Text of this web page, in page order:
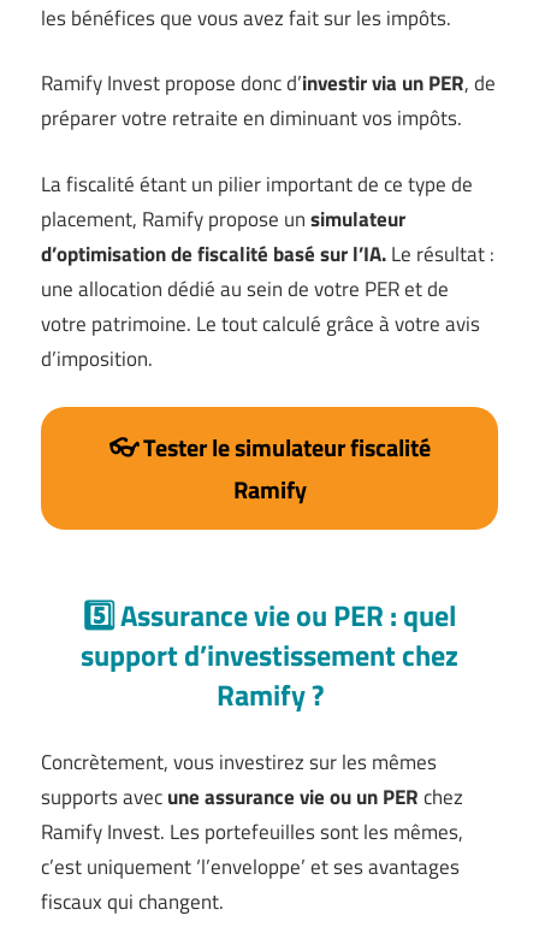
les bénéfices que vous avez fait sur les impôts.
Ramify Invest propose donc d’investir via un PER, de
préparer votre retraite en diminuant vos impôts.
La fiscalité étant un pilier important de ce type de
placement, Ramify propose unsimulateur
d’optimisation de fiscalité basé sur l’IA.Le résultat :
une allocation dédié au sein de votre PER et de
votre patrimoine. Le tout calculé grâce à votre avis
d’imposition.
👓 Tester le simulateur fiscalité
Ramify
5️⃣ Assurance vie ou PER : quel
support d’investissement chez
Ramify ?
Concrètement, vous investirez sur les mêmes
supports avecune assurance vie ou un PERchez
Ramify Invest. Les portefeuilles sont les mêmes,
c’est uniquement ‘l’enveloppe’ et ses avantages
fiscaux qui changent.